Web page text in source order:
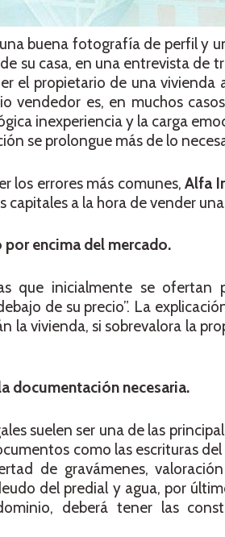
buena fotografía de perfil y
su casa, en una entrevista de
el propietario de una vivienda
vendedor es, en muchos
inexperiencia y la carga
se prolongue más de lo
los errores más comunes,Alfa
capitales a la hora de vender una
por encima del mercado.
que inicialmente se
de su precio”. La
la vivienda, si sobrevalora la
documentación necesaria.
suelen ser una de las
como las escrituras
de gravámenes,
del predial y agua, por
deberá tener las